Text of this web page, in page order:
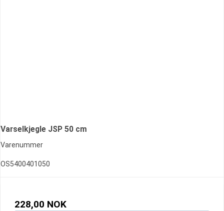
Varselkjegle JSP 50 cm
Varenummer
OS5400401050
228,00 NOK